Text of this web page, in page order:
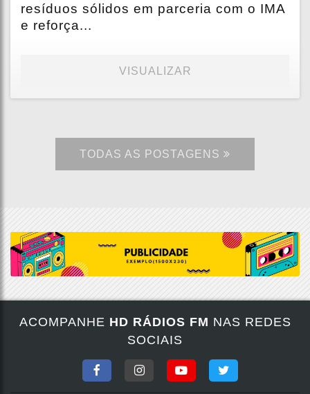
resíduos sólidos em parceria com o IMA
e reforça...
VISUALIZAR
TODAS AS POSTAGENS
ACOMPANHE HD RÁDIOS FM NAS REDES
SOCIAIS